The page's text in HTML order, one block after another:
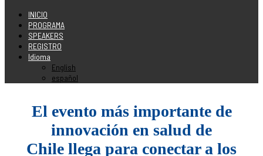
INICIO
PROGRAMA
SPEAKERS
REGISTRO
Idioma
English
español
El evento más importante de
innovación en salud de
Chile llega para conectar a los